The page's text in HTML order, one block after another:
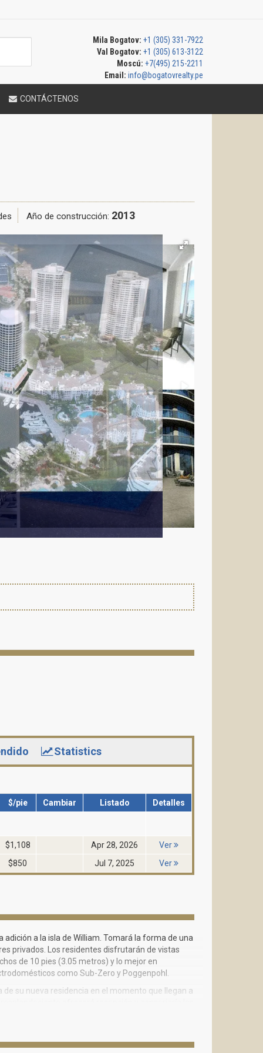
Mila Bogatov: +1 (305) 331-7922
Val Bogatov: +1 (305) 613-3122
Moscú: +7(495) 215-2211
Email: info@bogatovrealty.pe
CONTÁCTENOS
Año de construcción: 2013
Statistics
$/pie Cambiar Listado Detalles
$1,108 Apr 28, 2026
Ver
$850 Jul 7, 2025 Ver
a la isla de William. Tomará la forma de una
privados. Los residentes disfrutarán de vistas
de 10 pies (3.05 metros) y lo mejor en
como Sub-Zero y Poggenpohl.
su nueva residencia en el momento que llegan a
ofrecerá recepción y conserjería las
el máximo disfrute. Tendrá acceso a la terraza
lockers, vestuarios y sauna. Usted podrá